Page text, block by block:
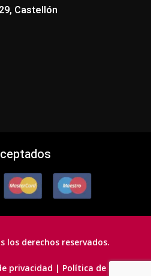
Castellón
derechos reservados.
privacidad | Política de